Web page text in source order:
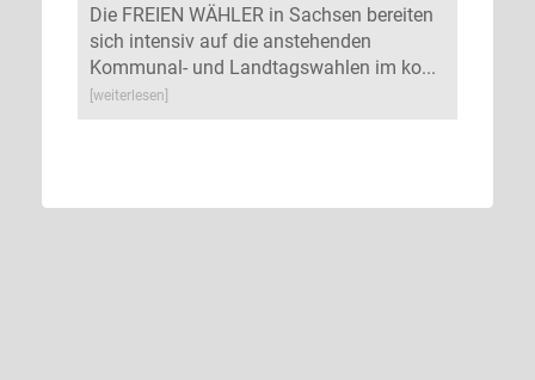
Die FREIEN WÄHLER in Sachsen bereiten
sich intensiv auf die anstehenden
Kommunal- und Landtagswahlen im ko...
[weiterlesen]